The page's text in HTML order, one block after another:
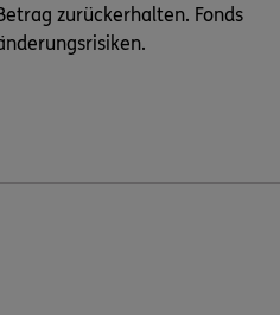
zurückerhalten. Fonds